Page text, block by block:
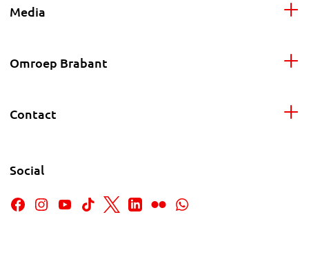
Media
Omroep Brabant
Contact
Social